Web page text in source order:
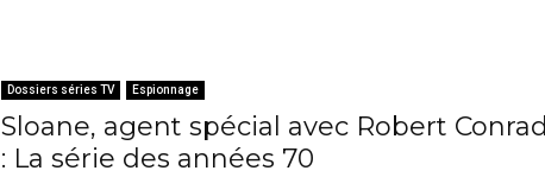
Dossiers séries TV Espionnage
Sloane, agent spécial avec Robert Conrad
: La série des années 70